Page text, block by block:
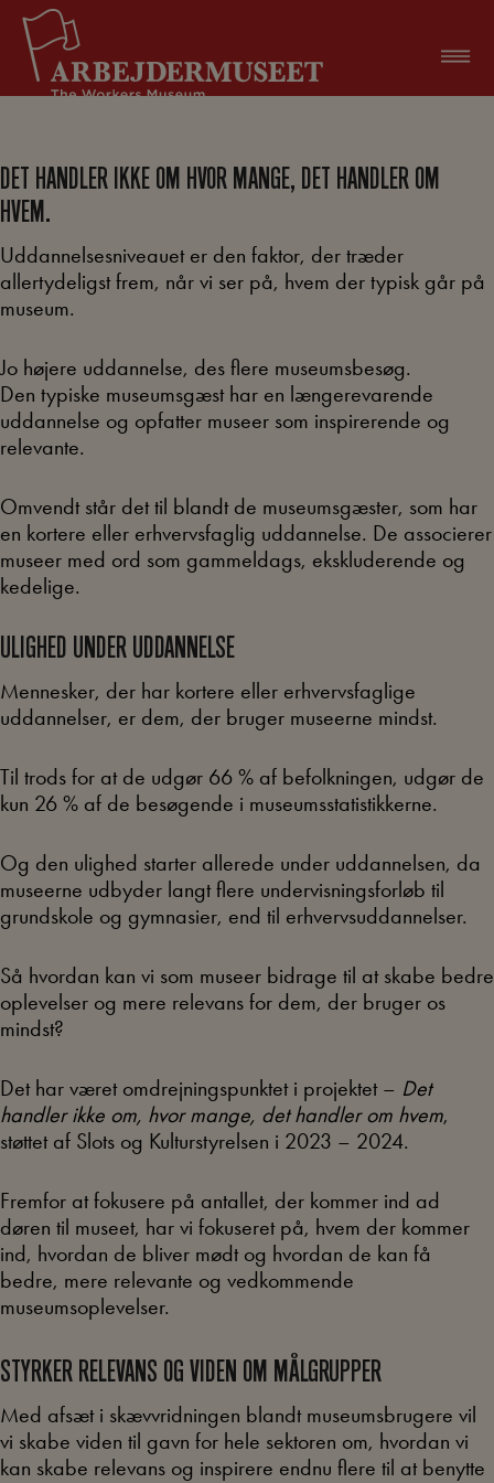
Hop
indholdet
DET HANDLER IKKE OM HVOR MANGE, DET HANDLER OM
HVEM.
Uddannelsesniveauet er den faktor, der træder
allertydeligst frem, når vi ser på, hvem der typisk går på
museum.
Jo højere uddannelse, des flere museumsbesøg.
Den typiske museumsgæst har en længerevarende
uddannelse og opfatter museer som inspirerende og
relevante.
Omvendt står det til blandt de museumsgæster, som har
en kortere eller erhvervsfaglig uddannelse. De associerer
museer med ord som gammeldags, ekskluderende og
kedelige.
ULIGHED UNDER UDDANNELSE
Mennesker, der har kortere eller erhvervsfaglige
uddannelser, er dem, der bruger museerne mindst.
Til trods for at de udgør 66 % af befolkningen, udgør de
kun 26 % af de besøgende i museumsstatistikkerne.
Og den ulighed starter allerede under uddannelsen, da
museerne udbyder langt flere undervisningsforløb til
grundskole og gymnasier, end til erhvervsuddannelser.
Så hvordan kan vi som museer bidrage til at skabe bedre
oplevelser og mere relevans for dem, der bruger os
mindst?
Det har været omdrejningspunktet i projektet – Det
handler ikke om, hvor mange, det handler om hvem,
støttet af Slots og Kulturstyrelsen i 2023 – 2024.
Fremfor at fokusere på antallet, der kommer ind ad
døren til museet, har vi fokuseret på, hvem der kommer
ind, hvordan de bliver mødt og hvordan de kan få
bedre, mere relevante og vedkommende
museumsoplevelser.
STYRKER RELEVANS OG VIDEN OM MÅLGRUPPER
Med afsæt i skævvridningen blandt museumsbrugere vil
vi skabe viden til gavn for hele sektoren om, hvordan vi
kan skabe relevans og inspirere endnu flere til at benytte